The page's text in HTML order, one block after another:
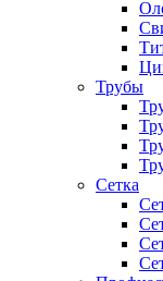
Трубы
Сетка